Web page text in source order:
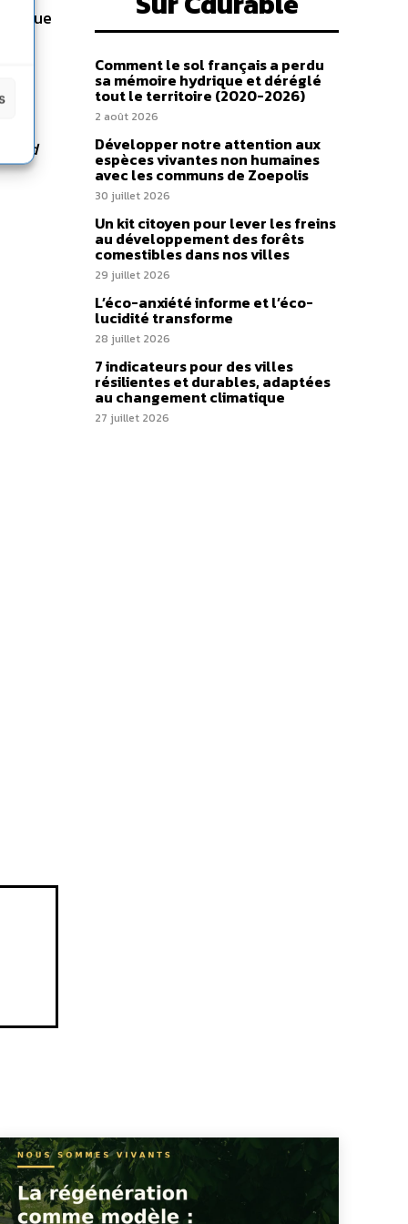
and
Comment le sol français a perdu
sa mémoire hydrique et déréglé
tout le territoire (2020-2026)
2 août 2026
Développer notre attention aux
espèces vivantes non humaines
avec les communs de Zoepolis
30 juillet 2026
Un kit citoyen pour lever les freins
au développement des forêts
comestibles dans nos villes
29 juillet 2026
L’éco-anxiété informe et l’éco-
lucidité transforme
28 juillet 2026
7 indicateurs pour des villes
résilientes et durables, adaptées
au changement climatique
27 juillet 2026